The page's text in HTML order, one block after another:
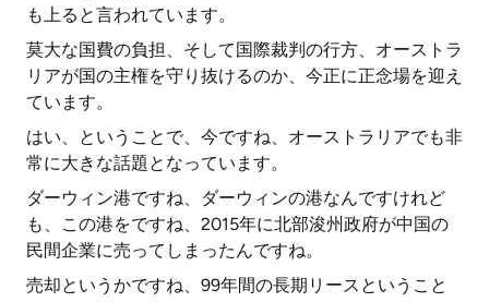
も上ると言われています。
莫大な国費の負担、そして国際裁判の行方、オーストラ
リアが国の主権を守り抜けるのか、今正に正念場を迎え
ています。
はい、ということで、今ですね、オーストラリアでも非
常に大きな話題となっています。
ダーウィン港ですね、ダーウィンの港なんですけれど
も、この港をですね、2015年に北部浚州政府が中国の
民間企業に売ってしまったんですね。
売却というかですね、99年間の長期リースということ